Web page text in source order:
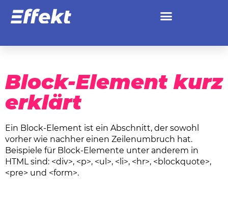
Block-Element
Block-Element kurz
erklärt
Ein Block-Element ist ein Abschnitt, der sowohl
vorher wie nachher einen Zeilenumbruch hat.
Beispiele für Block-Elemente unter anderem in
HTML sind: <div>, <p>, <ul>, <li>, <hr>, <blockquote>,
<pre> und <form>.